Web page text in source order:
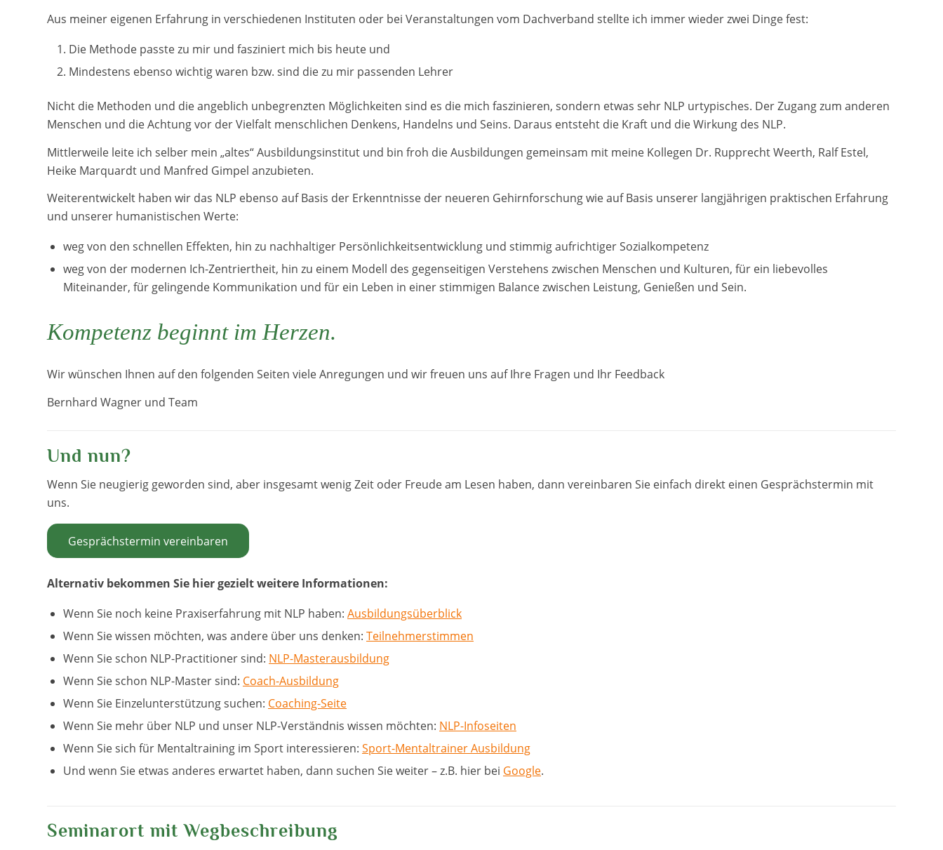
Aus meiner eigenen Erfahrung in verschiedenen Instituten oder bei Veranstaltungen vom Dachverband stellte ich immer wieder zwei Dinge fest:
Die Methode passte zu mir und fasziniert mich bis heute und
Mindestens ebenso wichtig waren bzw. sind die zu mir passenden Lehrer
Nicht die Methoden und die angeblich unbegrenzten Möglichkeiten sind es die mich faszinieren, sondern etwas sehr NLP urtypisches. Der Zugang zum anderen
Menschen und die Achtung vor der Vielfalt menschlichen Denkens, Handelns und Seins. Daraus entsteht die Kraft und die Wirkung des NLP.
Mittlerweile leite ich selber mein „altes“ Ausbildungsinstitut und bin froh die Ausbildungen gemeinsam mit meine Kollegen Dr. Rupprecht Weerth, Ralf Estel,
Heike Marquardt und Manfred Gimpel anzubieten.
Weiterentwickelt haben wir das NLP ebenso auf Basis der Erkenntnisse der neueren Gehirnforschung wie auf Basis unserer langjährigen praktischen Erfahrung
und unserer humanistischen Werte:
weg von den schnellen Effekten, hin zu nachhaltiger Persönlichkeitsentwicklung und stimmig aufrichtiger Sozialkompetenz
weg von der modernen Ich-Zentriertheit, hin zu einem Modell des gegenseitigen Verstehens zwischen Menschen und Kulturen, für ein liebevolles
Miteinander, für gelingende Kommunikation und für ein Leben in einer stimmigen Balance zwischen Leistung, Genießen und Sein.
Kompetenz beginnt im Herzen.
Wir wünschen Ihnen auf den folgenden Seiten viele Anregungen und wir freuen uns auf Ihre Fragen und Ihr Feedback
Bernhard Wagner und Team
Und nun?
Wenn Sie neugierig geworden sind, aber insgesamt wenig Zeit oder Freude am Lesen haben, dann vereinbaren Sie einfach direkt einen Gesprächstermin mit
uns.
Gesprächstermin vereinbaren
Alternativ bekommen Sie hier gezielt weitere Informationen:
Wenn Sie noch keine Praxiserfahrung mit NLP haben: Ausbildungsüberblick
Wenn Sie wissen möchten, was andere über uns denken: Teilnehmerstimmen
Wenn Sie schon NLP-Practitioner sind: NLP-Masterausbildung
Wenn Sie schon NLP-Master sind: Coach-Ausbildung
Wenn Sie Einzelunterstützung suchen: Coaching-Seite
Wenn Sie mehr über NLP und unser NLP-Verständnis wissen möchten: NLP-Infoseiten
Wenn Sie sich für Mentaltraining im Sport interessieren: Sport-Mentaltrainer Ausbildung
Und wenn Sie etwas anderes erwartet haben, dann suchen Sie weiter – z.B. hier bei Google.
Seminarort mit Wegbeschreibung